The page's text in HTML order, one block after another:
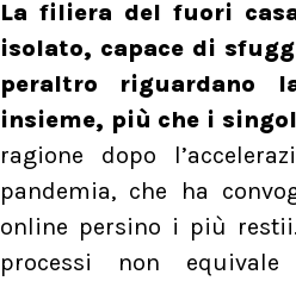
La filiera del fuori
isolato, capace di
peraltro riguardano
insieme, più che i
ragione dopo
pandemia, che ha
online persino i più
processi non